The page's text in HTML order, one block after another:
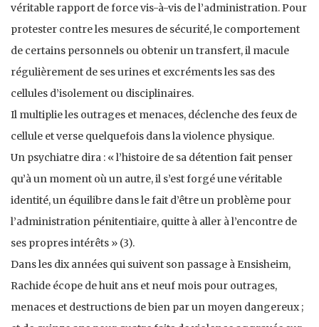
véritable rapport de force vis-à-vis de l’administration. Pour
protester contre les mesures de sécurité, le comportement
de certains personnels ou obtenir un transfert, il macule
régulièrement de ses urines et excréments les sas des
cellules d’isolement ou disciplinaires.
Il multiplie les outrages et menaces, déclenche des feux de
cellule et verse quelquefois dans la violence physique.
Un psychiatre dira : « l’histoire de sa détention fait penser
qu’à un moment où un autre, il s’est forgé une véritable
identité, un équilibre dans le fait d’être un problème pour
l’administration pénitentiaire, quitte à aller à l’encontre de
ses propres intérêts » (3).
Dans les dix années qui suivent son passage à Ensisheim,
Rachide écope de huit ans et neuf mois pour outrages,
menaces et destructions de bien par un moyen dangereux ;